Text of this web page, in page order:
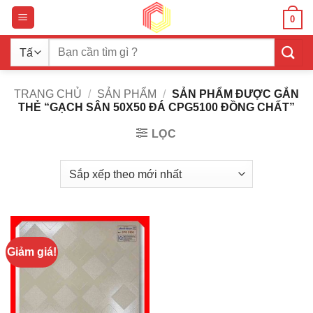
Bỏ
qua
nội
dung
0
Tìm
TRANG CHỦ / SẢN PHẨM / SẢN PHẨM ĐƯỢC GẮN
THẺ “GẠCH SÂN 50X50 ĐÁ CPG5100 ĐỒNG CHẤT”
LỌC
Giảm giá!